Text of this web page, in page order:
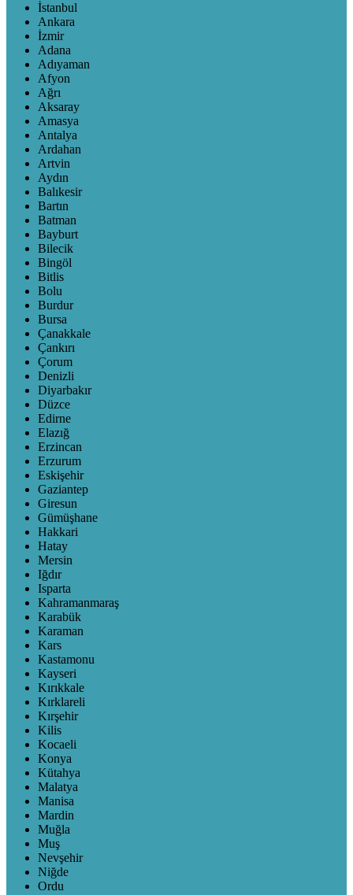
İstanbul
Ankara
İzmir
Adana
Adıyaman
Afyon
Ağrı
Aksaray
Amasya
Antalya
Ardahan
Artvin
Aydın
Balıkesir
Bartın
Batman
Bayburt
Bilecik
Bingöl
Bitlis
Bolu
Burdur
Bursa
Çanakkale
Çankırı
Çorum
Denizli
Diyarbakır
Düzce
Edirne
Elazığ
Erzincan
Erzurum
Eskişehir
Gaziantep
Giresun
Gümüşhane
Hakkari
Hatay
Mersin
Iğdır
Isparta
Kahramanmaraş
Karabük
Karaman
Kars
Kastamonu
Kayseri
Kırıkkale
Kırklareli
Kırşehir
Kilis
Kocaeli
Konya
Kütahya
Malatya
Manisa
Mardin
Muğla
Muş
Nevşehir
Niğde
Ordu